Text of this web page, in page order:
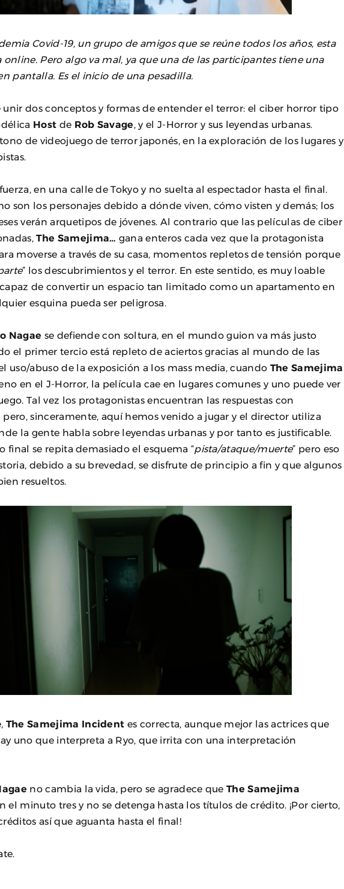
Covid-19, un grupo de amigos que se reúne todos los años, esta
online. Pero algo va mal, ya que una de las participantes tiene una
pantalla. Es el inicio de una pesadilla.
unir dos conceptos y formas de entender el terror: el ciber horror tipo
Host de Rob Savage , y el J-Horror y sus leyendas urbanas.
de videojuego de terror japonés, en la exploración de los lugares y
en una calle de Tokyo y no suelta al espectador hasta el final.
son los personajes debido a dónde viven, cómo visten y demás; los
verán arquetipos de jóvenes. Al contrario que las películas de ciber
The Samejima… gana enteros cada vez que la protagonista
moverse a través de su casa, momentos repletos de tensión porque
” los descubrimientos y el terror. En este sentido, es muy loable
capaz de convertir un espacio tan limitado como un apartamento en
esquina pueda ser peligrosa.
Nagae se defiende con soltura, en el mundo guion va más justo
el primer tercio está repleto de aciertos gracias al mundo de las
uso/abuso de la exposición a los mass media, cuando The Samejima
en el J-Horror, la película cae en lugares comunes y uno puede ver
Tal vez los protagonistas encuentran las respuestas con
sinceramente, aquí hemos venido a jugar y el director utiliza
la gente habla sobre leyendas urbanas y por tanto es justificable.
final se repita demasiado el esquema “pista/ataque/muerte” pero eso
debido a su brevedad, se disfrute de principio a fin y que algunos
resueltos.
The Samejima Incident es correcta, aunque mejor las actrices que
uno que interpreta a Ryo, que irrita con una interpretación
no cambia la vida, pero se agradece queThe Samejima
el minuto tres y no se detenga hasta los títulos de crédito. ¡Por cierto,
así que aguanta hasta el final!